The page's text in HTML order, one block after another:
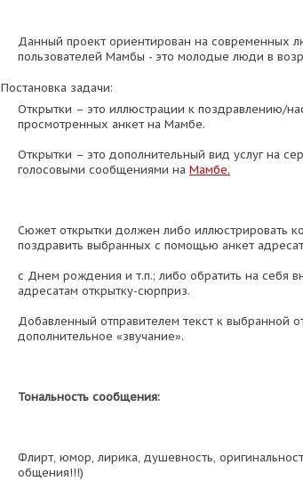
Данный проект ориентирован на современных
пользователей Мамбы - это молодые люди в
Постановка задачи:
Открытки – это иллюстрации к поздравлению/
просмотренных анкет на Мамбе.
Открытки – это дополнительный вид услуг на
голосовыми сообщениями на Мамбе.
Сюжет открытки должен либо иллюстрировать
поздравить выбранных с помощью анкет
с Днем рождения и т.п.; либо обратить на себя
адресатам открытку-сюрприз.
Добавленный отправителем текст к выбранной
дополнительное «звучание».
Тональность сообщения:
Флирт, юмор, лирика, душевность,
общения!!!)